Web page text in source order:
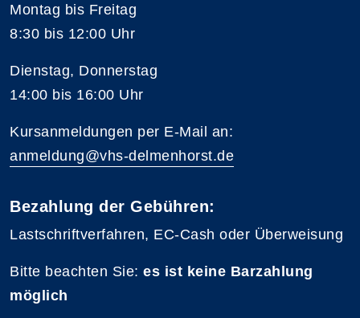
Montag bis Freitag
8:30 bis 12:00 Uhr
Dienstag, Donnerstag
14:00 bis 16:00 Uhr
Kursanmeldungen per E-Mail an:
anmeldung@vhs-delmenhorst.de
Bezahlung der Gebühren:
Lastschriftverfahren, EC-Cash oder Überweisung
Bitte beachten Sie: es ist keine Barzahlung
möglich